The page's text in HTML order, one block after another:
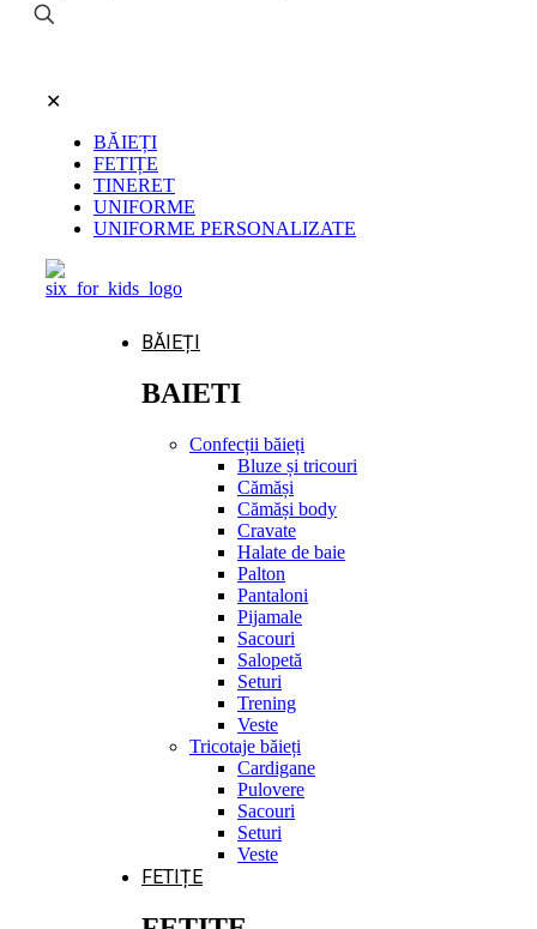
✕
BĂIEȚI
FETIȚE
TINERET
UNIFORME
UNIFORME PERSONALIZATE
BĂIEȚI
BAIETI
Confecții băieți
Bluze și tricouri
Cămăși
Cămăși body
Cravate
Halate de baie
Palton
Pantaloni
Pijamale
Sacouri
Salopetă
Seturi
Trening
Veste
Tricotaje băieți
Cardigane
Pulovere
Sacouri
Seturi
Veste
FETIȚE